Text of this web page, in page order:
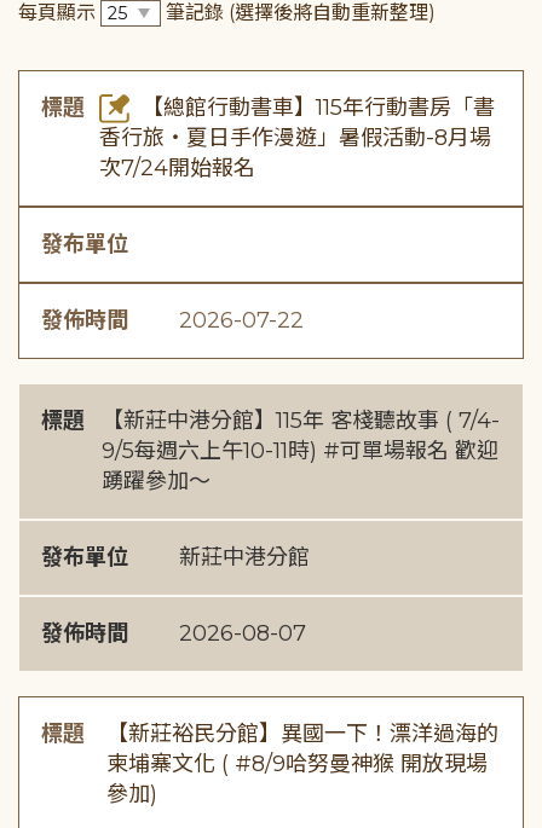
每頁顯示 筆記錄 (選擇後將自動重新整理)
標題
【總館行動書車】115年行動書房「書
香行旅・夏日手作漫遊」暑假活動-8月場
次7/24開始報名
發布單位
發佈時間 2026-07-22
標題
【新莊中港分館】115年 客棧聽故事 ( 7/4-
9/5每週六上午10-11時) #可單場報名 歡迎
踴躍參加～
發布單位 新莊中港分館
發佈時間 2026-08-07
標題
【新莊裕民分館】異國一下！漂洋過海的
柬埔寨文化 ( #8/9哈努曼神猴 開放現場
參加)